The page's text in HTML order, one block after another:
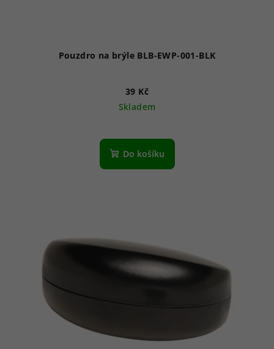
Pouzdro na brýle BLB-EWP-001-BLK
39 Kč
Skladem
Do košíku